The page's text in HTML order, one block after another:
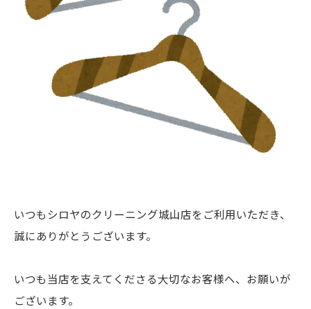
いつもシロヤのクリーニング城山店をご利用いただき、
誠にありがとうございます。
いつも当店を支えてくださる大切なお客様へ、お願いが
ございます。